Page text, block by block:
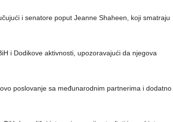
i senatore poput Jeanne Shaheen, koji smatraju
i Dodikove aktivnosti, upozoravajući da njegova
poslovanje sa međunarodnim partnerima i dodatno